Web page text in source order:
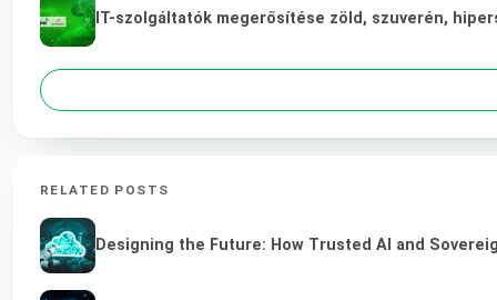
IT-szolgáltatók megerősítése zöld, szuverén,
RELATED POSTS
Designing the Future: How Trusted AI and